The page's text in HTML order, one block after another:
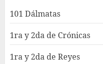
101 Dálmatas
1ra y 2da de Crónicas
1ra y 2da de Reyes